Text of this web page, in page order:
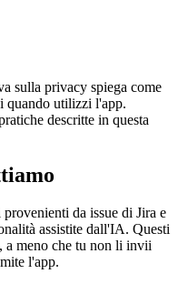
sulla privacy spiega come
quando utilizzi l'app.
descritte in questa
da issue di Jira e
assistite dall'IA. Questi
a meno che tu non li invii
l'app.